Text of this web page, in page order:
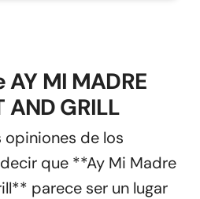
MI MADRE
AND GRILL
opiniones de los
que **Ay Mi Madre
parece ser un lugar